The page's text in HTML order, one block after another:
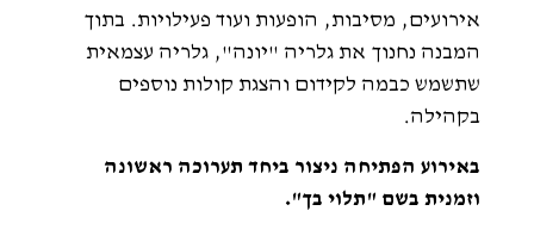
אירועים, מסיבות, הופעות ועוד פעילויות. בתוך
המבנה נחנוך את גלריה "יונה", גלריה עצמאית
שתשמש כבמה לקידום והצגת קולות נוספים
בקהילה.
באירוע הפתיחה ניצור ביחד תערוכה ראשונה
וזמנית בשם "תלוי בך".